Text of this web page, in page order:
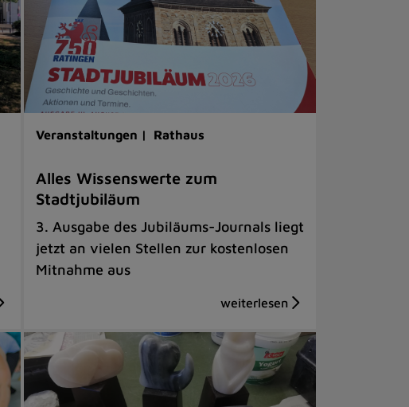
Veranstaltungen | Rathaus
Alles Wissenswerte zum
Stadtjubiläum
3. Ausgabe des Jubiläums-Journals liegt
jetzt an vielen Stellen zur kostenlosen
Mitnahme aus